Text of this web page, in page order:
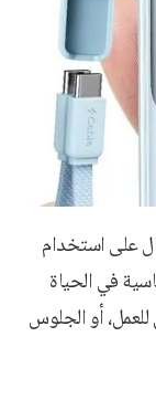
على استخدام
في الحياة
للعمل، أو الجلوس